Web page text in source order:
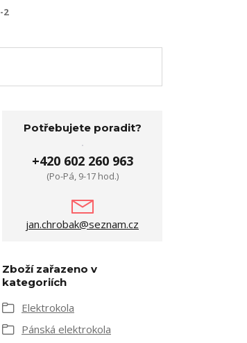
-2
Potřebujete poradit?
+420 602 260 963
(Po-Pá, 9-17 hod.)
jan.chrobak@seznam.cz
Zboží zařazeno v
kategoriích
Elektrokola
Pánská elektrokola